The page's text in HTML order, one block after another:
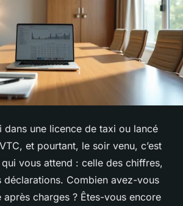
dans une licence de taxi ou lancé
et pourtant, le soir venu, c’est
vous attend : celle des chiffres,
déclarations. Combien avez-vous
après charges ? Êtes-vous encore